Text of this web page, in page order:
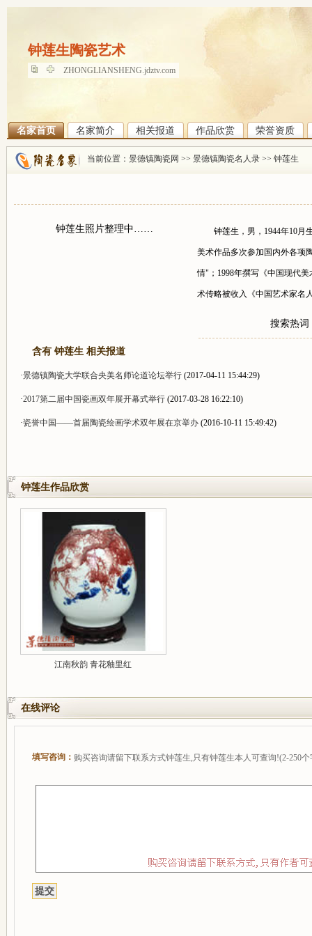
钟莲生陶瓷艺术
钟莲生陶瓷艺术
ZHONGLIANSHENG.jdztv.com
名家首页 名家简介 相关报道 作品欣赏 荣誉资质
当前位置： 景德镇陶瓷网 >> 景德镇陶瓷名人录 >> 钟莲生
钟莲生照片整理中…… 钟莲生，男，1944年10月生
美术作品多次参加国内外各项
情"；1998年撰写《中国现代
术传略被收入《中国艺术家
搜索热词
含有 钟莲生 相关报道
·景德镇陶瓷大学联合央美名师论道论坛举行 (2017-04-11 15:44:29)
·2017第二届中国瓷画双年展开幕式举行 (2017-03-28 16:22:10)
·瓷誉中国——首届陶瓷绘画学术双年展在京举办 (2016-10-11 15:49:42)
钟莲生作品欣赏
江南秋韵 青花釉里红
在线评论
填写咨询： 购买咨询请留下联系方式钟莲生,只有钟莲生本人可查询!(2-250个